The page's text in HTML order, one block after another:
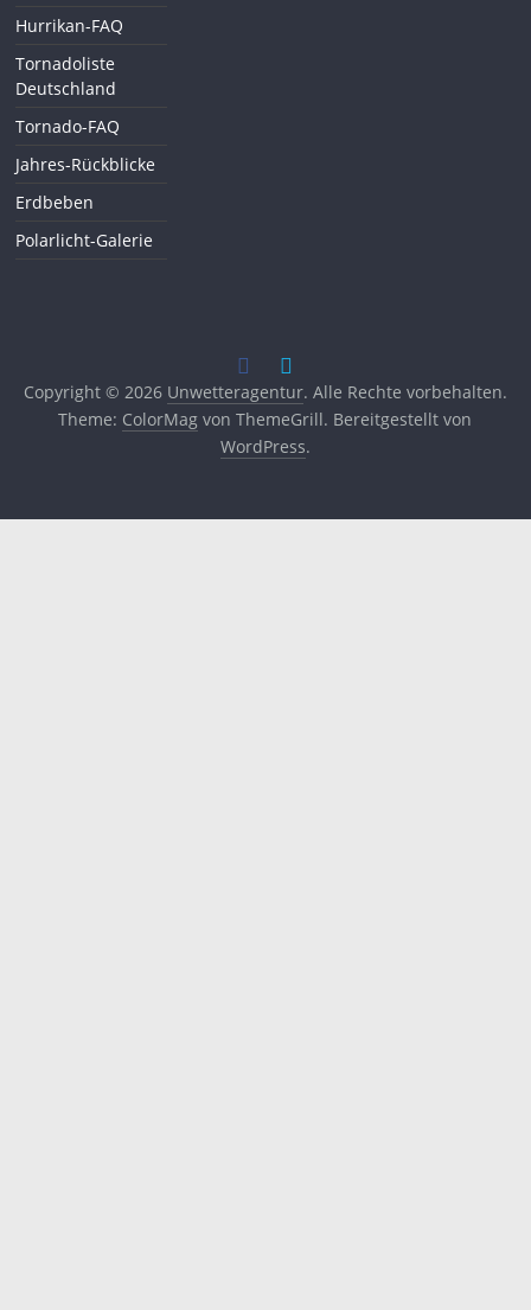
Hurrikan-FAQ
Tornadoliste
Deutschland
Tornado-FAQ
Jahres-Rückblicke
Erdbeben
Polarlicht-Galerie
Copyright © 2026 Unwetteragentur. Alle Rechte vorbehalten.
Theme: ColorMag von ThemeGrill. Bereitgestellt von
WordPress.